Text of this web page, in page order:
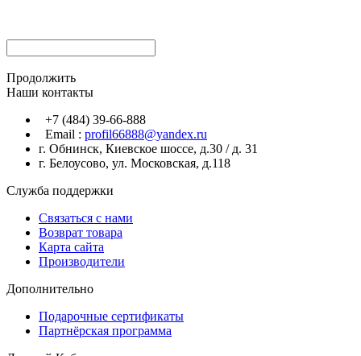
Продолжить
Наши контакты
+7 (484) 39-66-888
Email : profil66888@yandex.ru
г. Обнинск, Киевское шоссе, д.30 / д. 31
г. Белоусово, ул. Московская, д.118
Служба поддержки
Связаться с нами
Возврат товара
Карта сайта
Производители
Дополнительно
Подарочные сертификаты
Партнёрская программа